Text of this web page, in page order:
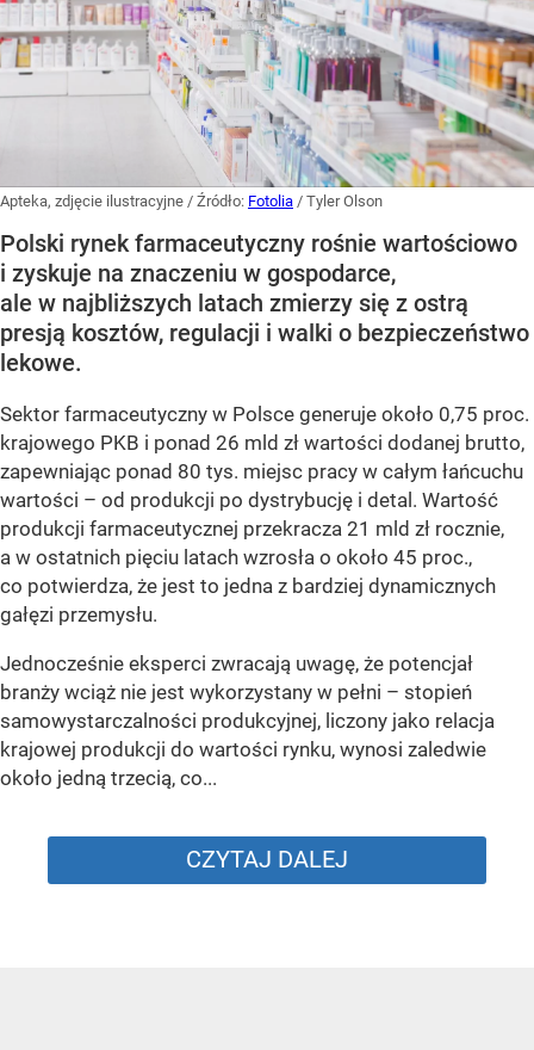
Apteka, zdjęcie ilustracyjne / Źródło: Fotolia / Tyler Olson
Polski rynek farmaceutyczny rośnie wartościowo
i zyskuje na znaczeniu w gospodarce,
ale w najbliższych latach zmierzy się z ostrą
presją kosztów, regulacji i walki o bezpieczeństwo
lekowe.
Sektor farmaceutyczny w Polsce generuje około 0,75 proc.
krajowego PKB i ponad 26 mld zł wartości dodanej brutto,
zapewniając ponad 80 tys. miejsc pracy w całym łańcuchu
wartości – od produkcji po dystrybucję i detal. Wartość
produkcji farmaceutycznej przekracza 21 mld zł rocznie,
a w ostatnich pięciu latach wzrosła o około 45 proc.,
co potwierdza, że jest to jedna z bardziej dynamicznych
gałęzi przemysłu.
Jednocześnie eksperci zwracają uwagę, że potencjał
branży wciąż nie jest wykorzystany w pełni – stopień
samowystarczalności produkcyjnej, liczony jako relacja
krajowej produkcji do wartości rynku, wynosi zaledwie
około jedną trzecią, co...
CZYTAJ DALEJ